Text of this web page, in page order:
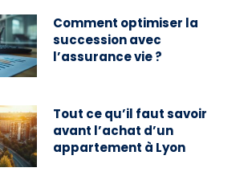
Comment optimiser la
succession avec
l’assurance vie ?
Tout ce qu’il faut savoir
avant l’achat d’un
appartement à Lyon